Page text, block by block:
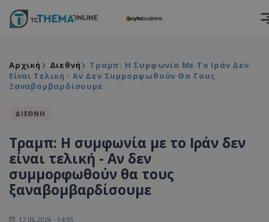
Αρχική Διεθνή
Τραμπ: Η Συμφωνία Με Το Ιράν Δεν
Είναι Τελική - Αν Δεν Συμμορφωθούν Θα Τους
Ξαναβομβαρδίσουμε
ΔΙΕΘΝΗ
Τραμπ: Η συμφωνία με το Ιράν δεν
είναι τελική - Αν δεν
συμμορφωθούν θα τους
ξαναβομβαρδίσουμε
17.06.2026 - 14:05